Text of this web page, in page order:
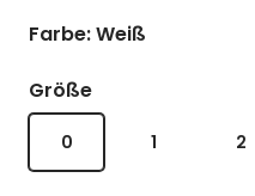
Farbe: Weiß
Größe
0 1 2